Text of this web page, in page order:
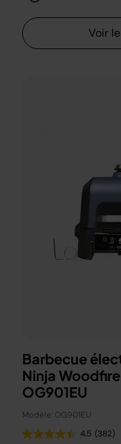
Voir
Barbecue
Ninja
OG901EU
Modèle: OG901EU
4.5 (382)